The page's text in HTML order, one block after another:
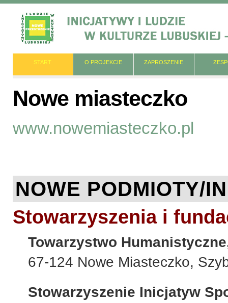
START O PROJEKCIE ZAPROSZENIE
Nowe miasteczko
www.nowemiasteczko.pl
NOWE PODMIOTY/
Stowarzyszenia i
Towarzystwo
67-124 Nowe Miasteczko,
Stowarzyszenie Inicjatyw